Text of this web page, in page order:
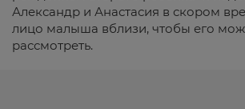
Александр и Анастасия в скором
лицо малыша вблизи, чтобы его
рассмотреть.